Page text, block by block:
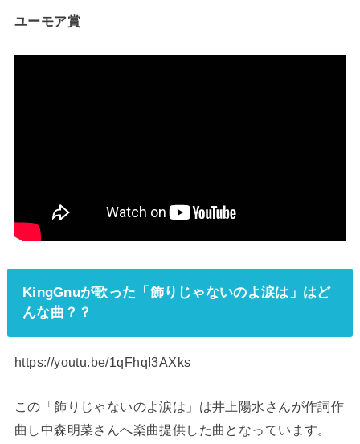
ユーモア賞
KingGnuが歌った「飾りじゃないのよ涙は」はど
んな曲？？
https://youtu.be/1qFhqI3AXks
この「飾りじゃないのよ涙は」は井上陽水さんが作詞作
曲し中森明菜さんへ楽曲提供した曲となっています。